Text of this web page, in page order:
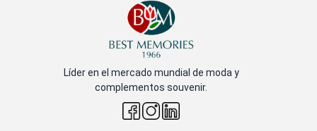
Líder en el mercado mundial de moda y
complementos souvenir.